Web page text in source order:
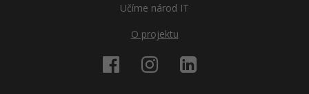
Učíme národ IT
O projektu